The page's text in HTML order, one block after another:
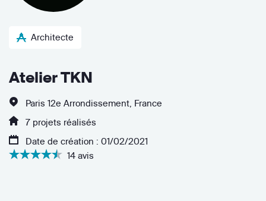
Architecte
Atelier TKN
Paris 12e Arrondissement, France
7 projets réalisés
Date de création : 01/02/2021
14 avis